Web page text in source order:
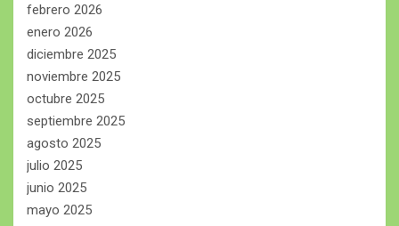
febrero 2026
enero 2026
diciembre 2025
noviembre 2025
octubre 2025
septiembre 2025
agosto 2025
julio 2025
junio 2025
mayo 2025